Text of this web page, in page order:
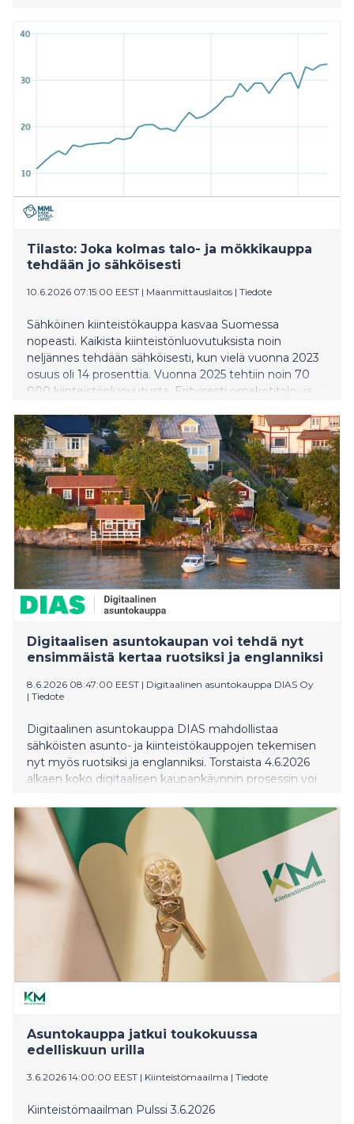
Tilasto: Joka kolmas talo- ja mökkikauppa
tehdään jo sähköisesti
10.6.2026 07:15:00 EEST | Maanmittauslaitos | Tiedote
Sähköinen kiinteistökauppa kasvaa Suomessa
nopeasti. Kaikista kiinteistönluovutuksista noin
neljännes tehdään sähköisesti, kun vielä vuonna 2023
osuus oli 14 prosenttia. Vuonna 2025 tehtiin noin 70
000 kiinteistönluovutusta. Erityisesti omakotitalo- ja
kolmas vaihtoi omistajaa verkossa alkuvuonna 2026.
Määrä on kaksinkertaistunut vuoden 2023 lopulta.
Maanmittauslaitos kokosi tiedot kiinteistöjen
kauppahintarekisteristä.
Digitaalisen asuntokaupan voi tehdä nyt
ensimmäistä kertaa ruotsiksi ja englanniksi
8.6.2026 08:47:00 EEST | Digitaalinen asuntokauppa DIAS Oy
| Tiedote
Digitaalinen asuntokauppa DIAS mahdollistaa
sähköisten asunto- ja kiinteistökauppojen tekemisen
nyt myös ruotsiksi ja englanniksi. Torstaista 4.6.2026
alkaen koko digitaalisen kaupankäynnin prosessin voi
asuntokaupan saavutettavuutta aikana, jolloin jo noin
kaksi kolmasosaa Suomen asunto-osakekaupoista
tehdään digitaalisesti.
Asuntokauppa jatkui toukokuussa
edelliskuun urilla
3.6.2026 14:00:00 EEST | Kiinteistömaailma | Tiedote
Kiinteistömaailman Pulssi 3.6.2026